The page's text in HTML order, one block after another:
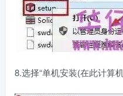
8.选择“单机安装(在此计算